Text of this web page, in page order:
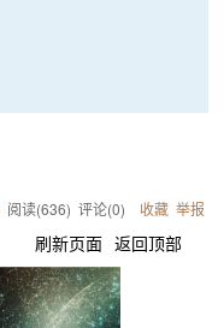
阅读(636) 评论(0) 收藏 举报
刷新页面 返回顶部